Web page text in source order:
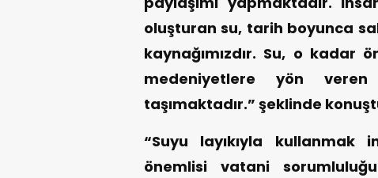
oluşturan su, tarih boyunca
kaynağımızdır. Su, o
medeniyetlere yön
taşımaktadır.” şeklinde
“Suyu layıkıyla kullanmak
önemlisi vatani